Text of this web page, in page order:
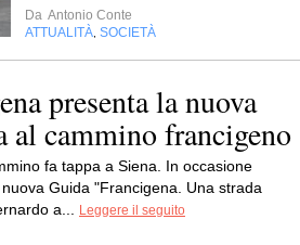
Da Antonio Conte
ATTUALITÀ SOCIETÀ
presenta la nuova
al cammino francigeno
fa tappa a Siena. In occasione
Guida "Francigena. Una strada
a...
Leggere il seguito